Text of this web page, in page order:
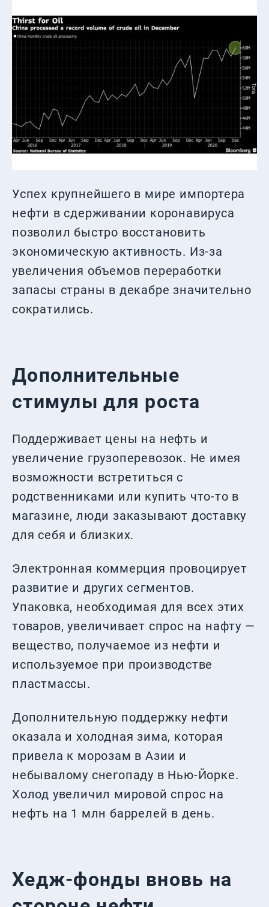
Успех крупнейшего в мире импортера
нефти в сдерживании коронавируса
позволил быстро восстановить
экономическую активность. Из-за
увеличения объемов переработки
запасы страны в декабре значительно
сократились.
Дополнительные
стимулы для роста
Поддерживает цены на нефть и
увеличение грузоперевозок. Не имея
возможности встретиться с
родственниками или купить что-то в
магазине, люди заказывают доставку
для себя и близких.
Электронная коммерция провоцирует
развитие и других сегментов.
Упаковка, необходимая для всех этих
товаров, увеличивает спрос на нафту —
вещество, получаемое из нефти и
используемое при производстве
пластмассы.
Дополнительную поддержку нефти
оказала и холодная зима, которая
привела к морозам в Азии и
небывалому снегопаду в Нью-Йорке.
Холод увеличил мировой спрос на
нефть на 1 млн баррелей в день.
Хедж-фонды вновь на